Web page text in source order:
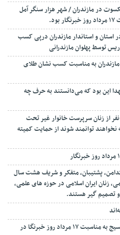
در مازندران / شهر هزار سنگر آمل
استان و استاندار مازندران درپی کسب
توسط پهلوان مازندرانی
مازندران به مناسبت کسب نشان طلای
این بود که می‌دانستند به حرف چه
برگزاری مراسم طرح توانمند سازی ۳۵ نفر از زنان سرپرست خانوار غیر تحت
توانمند شوند از حمایت کمیته
پشتیبان، متفکر و شریف هشت سال
زنان ایران اسلامی در حوزه های علمی،
تصمیم گیر هستند.
آئین تجلیل از خبرنگاران حوزه سپاه و بسیج به مناسبت ۱۷ مرداد روز خبرنگا در